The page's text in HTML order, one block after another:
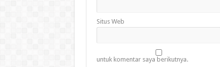
Situs Web
untuk komentar saya berikutnya.